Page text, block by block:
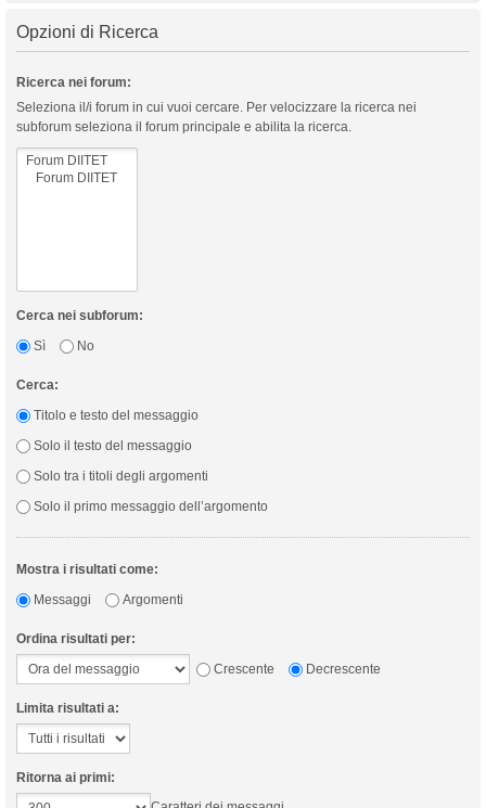
Opzioni di Ricerca
Ricerca nei forum:
Seleziona il/i forum in cui vuoi cercare. Per velocizzare la ricerca nei
subforum seleziona il forum principale e abilita la ricerca.
Cerca nei subforum:
Sì
No
Cerca:
Titolo e testo del messaggio
Solo il testo del messaggio
Solo tra i titoli degli argomenti
Solo il primo messaggio dell’argomento
Mostra i risultati come:
Messaggi
Argomenti
Ordina risultati per:
Crescente
Decrescente
Limita risultati a:
Ritorna ai primi: